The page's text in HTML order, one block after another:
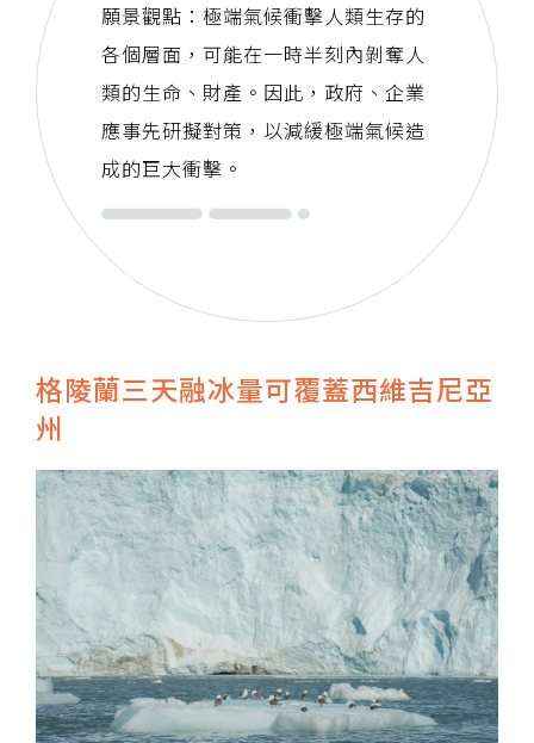
願景觀點：極端氣候衝擊人類生存的
各個層面，可能在一時半刻內剝奪人
類的生命、財產。因此，政府、企業
應事先研擬對策，以減緩極端氣候造
成的巨大衝擊。
格陵蘭三天融冰量可覆蓋西維吉尼亞
州